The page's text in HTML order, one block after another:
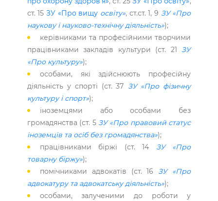
ст. 15 ЗУ «Про вищу освіту», ст.ст. 1, 9 ЗУ «Про
наукову і науково-технічну діяльність»);
керівниками та професійними творчими
працівниками закладів культури (ст. 21 ЗУ
«Про культуру»);
особами, які здійснюють професійну
діяльність у спорті (ст. 37 ЗУ «Про фізичну
культуру і спорт»);
іноземцями або особами без
громадянства (ст. 5 ЗУ «Про правовий статус
іноземців та осіб без громадянства»);
працівниками біржі (ст. 14 ЗУ «Про
товарну біржу»);
помічниками адвокатів (ст. 16 ЗУ «Про
адвокатуру та адвокатську діяльність»);
особами, залученими до роботи у